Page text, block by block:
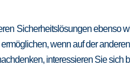
Sicherheitslösungen ebenso
wenn auf der
interessieren Sie sich